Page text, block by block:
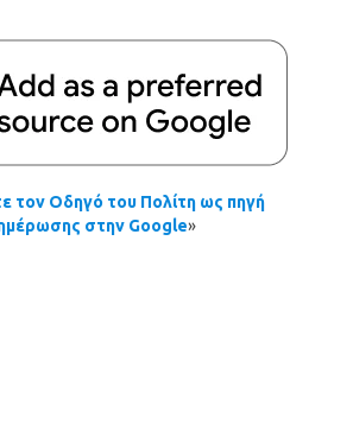
τον Οδηγό του Πολίτη ως πηγή
στην Google»